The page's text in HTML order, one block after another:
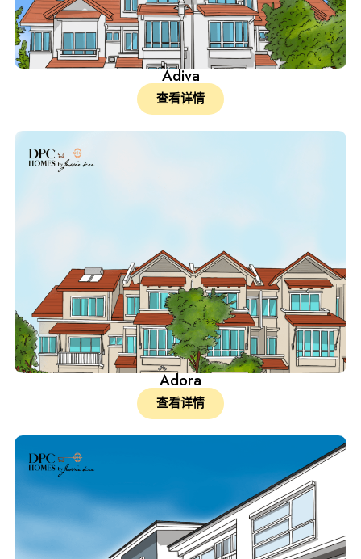
Adiva
查看详情
Adora
查看详情